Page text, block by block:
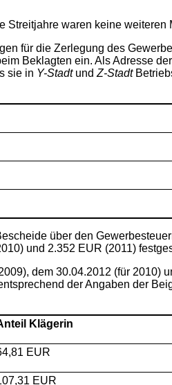
Streitjahre waren keine
für die Zerlegung des
Beklagten ein. Als Adresse
sie in Y-Stadtund Z-Stadt
über den
und 2.352 EUR (2011)
dem 30.04.2012 (für
der Angaben der
Klägerin
EUR
EUR